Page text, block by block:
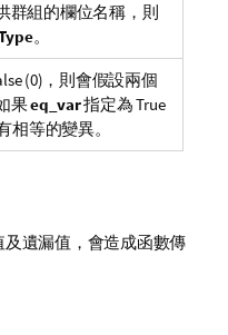
群組的欄位名稱，則
。
(0)，則會假設兩個
果eq_var指定為True
相等的變異。
遺漏值，會造成函數傳